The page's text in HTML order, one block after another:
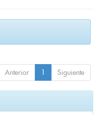
Anterior 1 Siguiente